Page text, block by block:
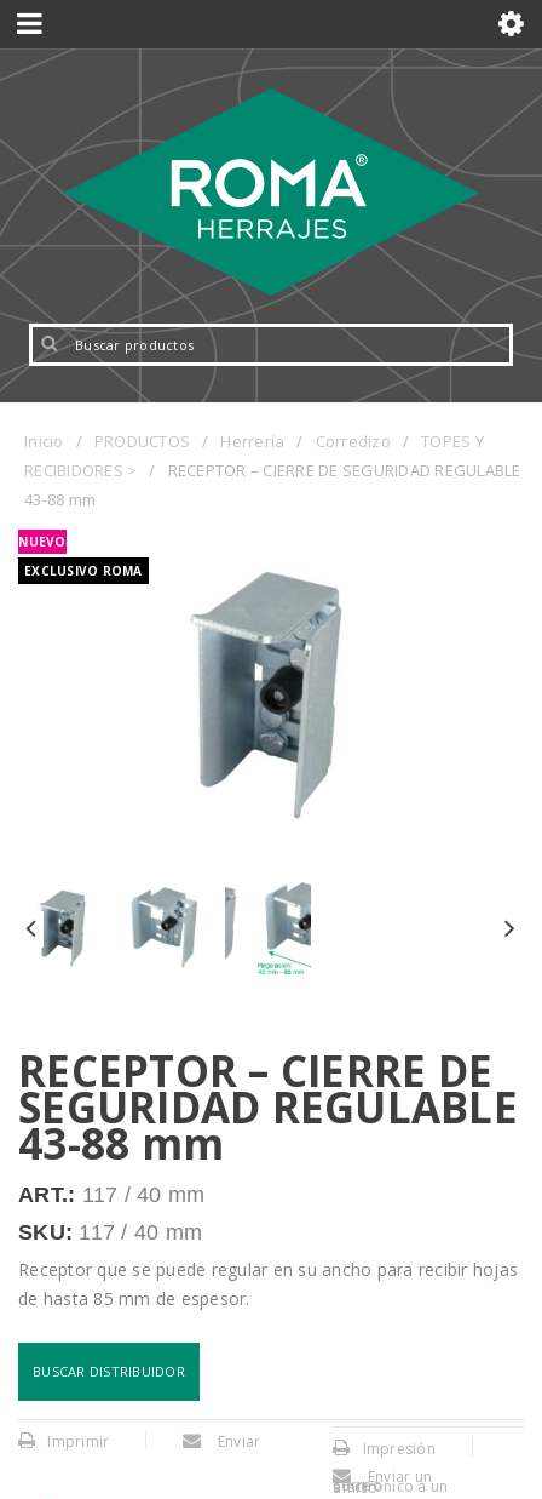
Inicio / PRODUCTOS / Herrería / Corredizo / TOPES Y
RECIBIDORES >
/
RECEPTOR – CIERRE DE SEGURIDAD REGULABLE
43-88 mm
NUEVO
EXCLUSIVO ROMA
RECEPTOR – CIERRE DE
SEGURIDAD REGULABLE
43-88 mm
ART.: 117 / 40 mm
SKU: 117 / 40 mm
Receptor que se puede regular en su ancho para recibir hojas
de hasta 85 mm de espesor.
BUSCAR DISTRIBUIDOR
Imprimir Enviar
Impresión
Enviar un
correo electronico a un amigo